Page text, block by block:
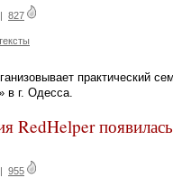
827
практический
г. Одесса.
RedHelper
955